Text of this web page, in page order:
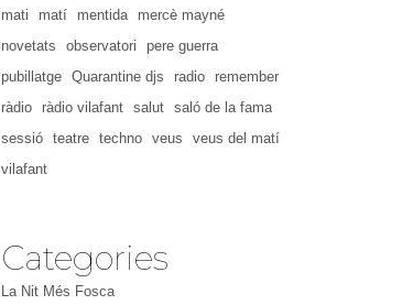
mati
matí mentida
mercè mayné
novetats
observatori
pere guerra
pubillatge
Quarantine djs radio
remember
ràdio
ràdio vilafant salut
saló de la fama
sessió
teatre techno veus
veus del matí
vilafant
Categories
La Nit Més Fosca